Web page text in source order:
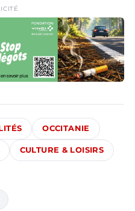
OCCITANIE
CULTURE & LOISIRS